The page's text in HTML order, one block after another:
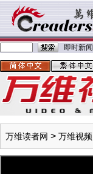
即时新闻
万维读者网 > 万维视频